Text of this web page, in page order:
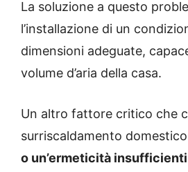
La soluzione a questo
l’installazione di un
dimensioni adeguate,
volume d’aria della casa.
Un altro fattore critico che
surriscaldamento
o un’ermeticità insufficienti